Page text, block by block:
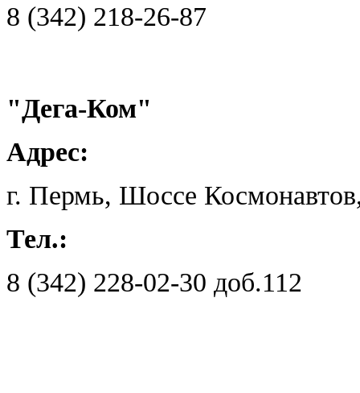
8 (342) 218-26-87
"Дега-Ком"
Адрес:
г. Пермь, Шоссе
Тел.:
8 (342) 228-02-30 доб.112